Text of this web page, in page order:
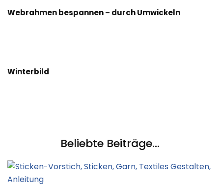
Webrahmen bespannen – durch Umwickeln
Winterbild
Beliebte Beiträge...